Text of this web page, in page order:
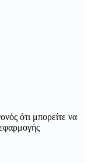
ότι μπορείτε να